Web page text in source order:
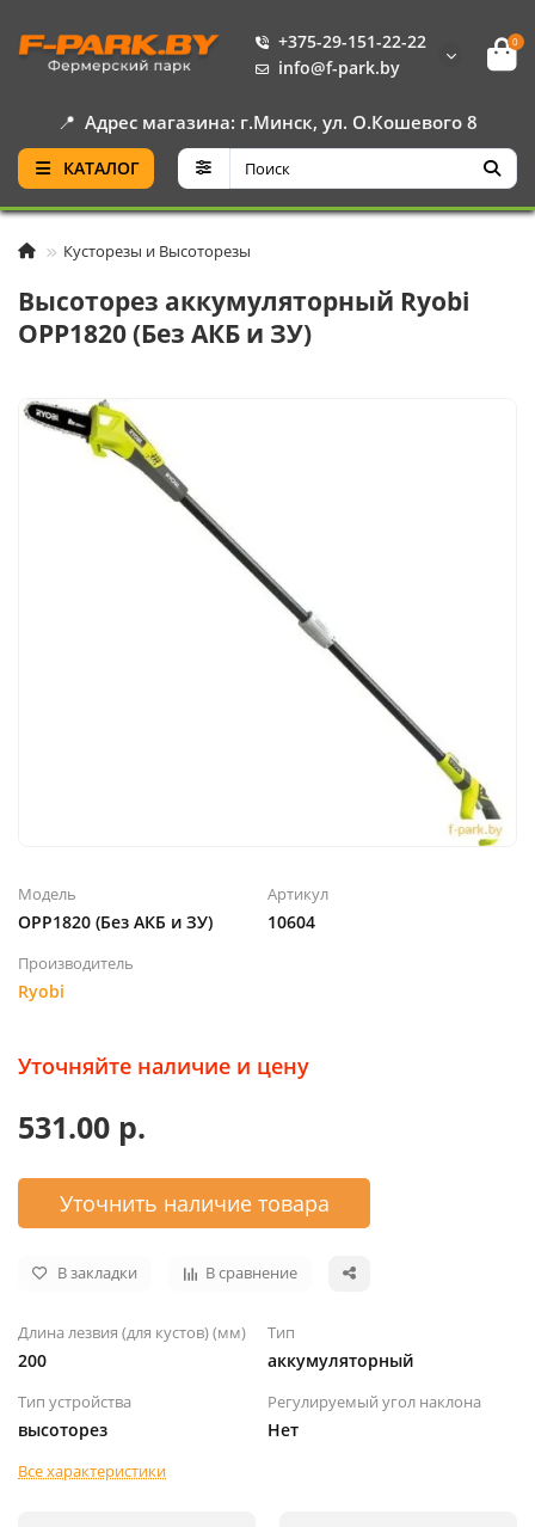
+375-29-151-22-22
info@f-park.by
0
📍 Адрес магазина: г.Минск, ул. О.Кошевого 8
КАТАЛОГ
Кусторезы и Высоторезы
Высоторез аккумуляторный Ryobi
OPP1820 (Без АКБ и ЗУ)
Модель
OPP1820 (Без АКБ и ЗУ)
Артикул
10604
Производитель
Ryobi
Уточняйте наличие и цену
531.00 р.
Уточнить наличие товара
В закладки В сравнение
Длина лезвия (для кустов) (мм)
200
Тип
аккумуляторный
Тип устройства
высоторез
Регулируемый угол наклона
Нет
Все характеристики